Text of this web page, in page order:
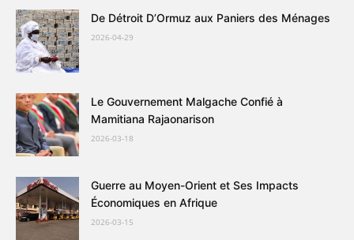
De Détroit D’Ormuz aux Paniers des Ménages
2026-04-29
Le Gouvernement Malgache Confié à
Mamitiana Rajaonarison
2026-03-18
Guerre au Moyen-Orient et Ses Impacts
Économiques en Afrique
2026-03-15